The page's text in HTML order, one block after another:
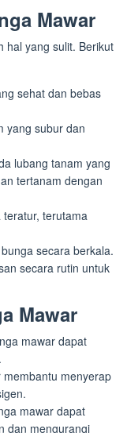
Mawar
hal yang sulit. Berikut
sehat dan bebas
yang subur dan
lubang tanam yang
tertanam dengan
terutama
secara berkala.
secara rutin untuk
Mawar
mawar dapat
membantu menyerap
mawar dapat
dan mengurangi